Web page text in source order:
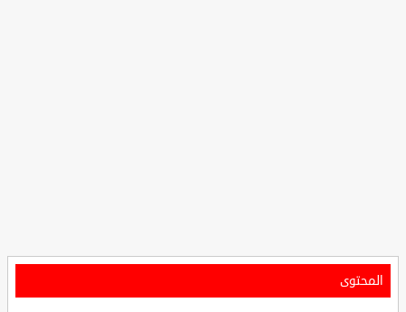
المحتوى